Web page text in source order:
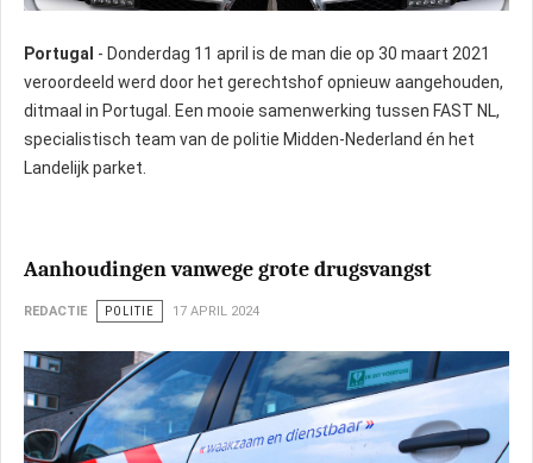
Portugal - Donderdag 11 april is de man die op 30 maart 2021
veroordeeld werd door het gerechtshof opnieuw aangehouden,
ditmaal in Portugal. Een mooie samenwerking tussen FAST NL,
specialistisch team van de politie Midden-Nederland én het
Landelijk parket.
Aanhoudingen vanwege grote drugsvangst
REDACTIE POLITIE 17 APRIL 2024